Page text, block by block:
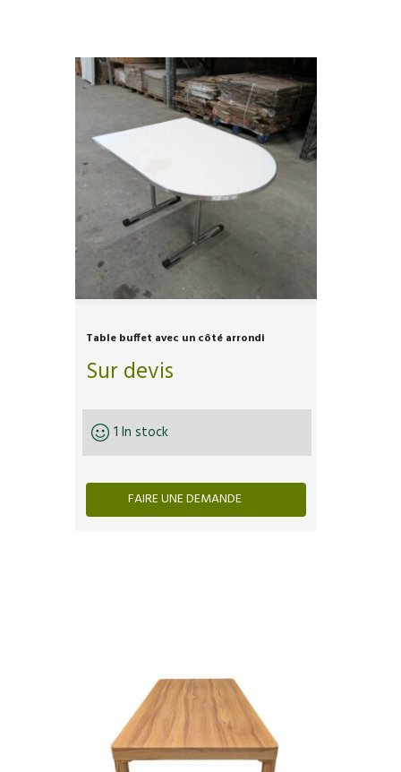
Table buffet avec un côté arrondi
Sur devis
1 In stock
FAIRE UNE DEMANDE